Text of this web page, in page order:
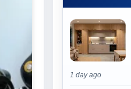
1 day ago